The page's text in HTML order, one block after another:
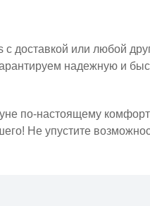
с доставкой или любой
надежную и
по-настоящему
Не упустите